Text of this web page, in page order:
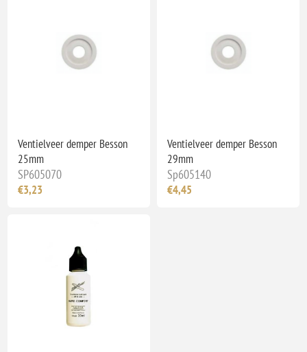
Ventielveer demper Besson
25mm
SP605070
€3,23
Ventielveer demper Besson
29mm
Sp605140
€4,45